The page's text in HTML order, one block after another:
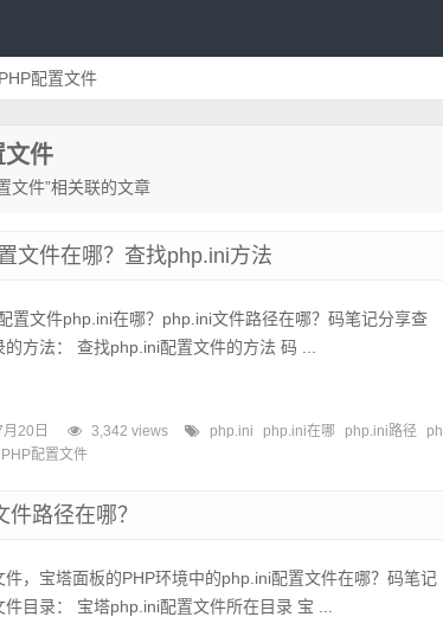
配置文件
文件
文件”相关联的文章
文件在哪？查找php.ini方法
置文件php.ini在哪？php.ini文件路径在哪？码笔记分享查
方法： 查找php.ini配置文件的方法 码 ...
20日 3,342 views php.ini php.ini在哪 php.ini路径
ph
PHP配置文件
路径在哪？
件，宝塔面板的PHP环境中的php.ini配置文件在哪？码笔记
目录： 宝塔php.ini配置文件所在目录 宝 ...